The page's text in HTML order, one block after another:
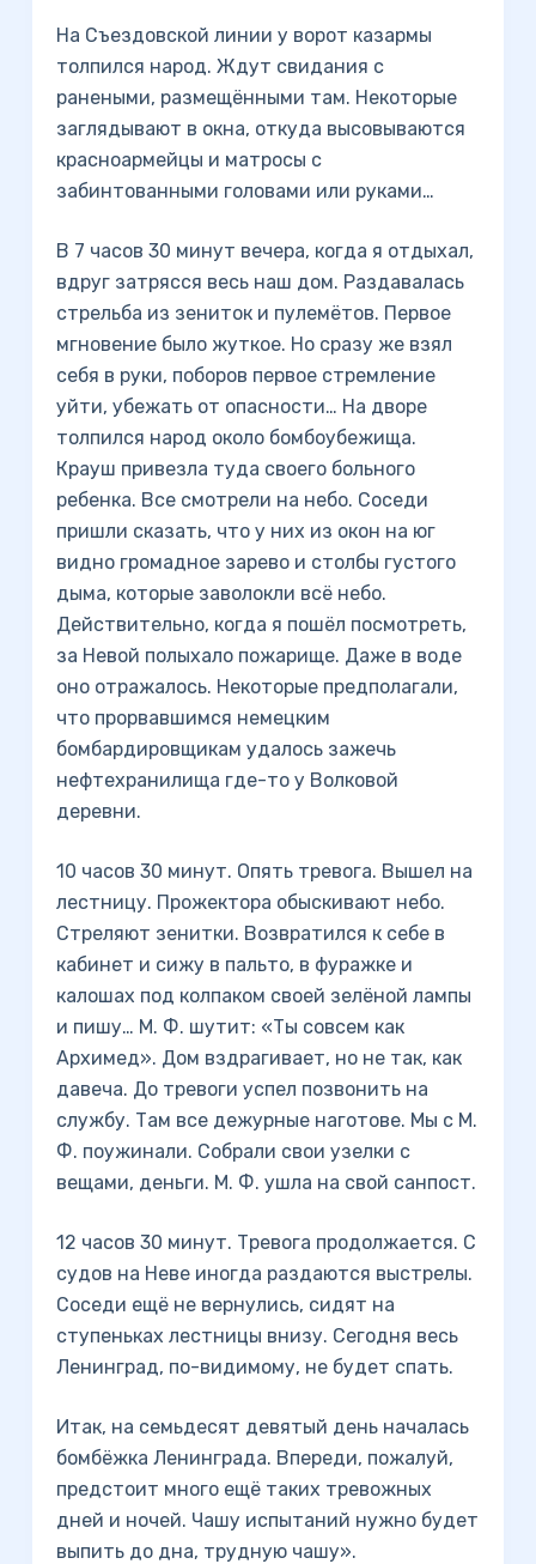
На Съездовской линии у ворот казармы
толпился народ. Ждут свидания с
ранеными, размещёнными там. Некоторые
заглядывают в окна, откуда высовываются
красноармейцы и матросы с
забинтованными головами или руками…
В 7 часов 30 минут вечера, когда я отдыхал,
вдруг затрясся весь наш дом. Раздавалась
стрельба из зениток и пулемётов. Первое
мгновение было жуткое. Но сразу же взял
себя в руки, поборов первое стремление
уйти, убежать от опасности… На дворе
толпился народ около бомбоубежища.
Крауш привезла туда своего больного
ребенка. Все смотрели на небо. Соседи
пришли сказать, что у них из окон на юг
видно громадное зарево и столбы густого
дыма, которые заволокли всё небо.
Действительно, когда я пошёл посмотреть,
за Невой полыхало пожарище. Даже в воде
оно отражалось. Некоторые предполагали,
что прорвавшимся немецким
бомбардировщикам удалось зажечь
нефтехранилища где-то у Волковой
деревни.
10 часов 30 минут. Опять тревога. Вышел на
лестницу. Прожектора обыскивают небо.
Стреляют зенитки. Возвратился к себе в
кабинет и сижу в пальто, в фуражке и
калошах под колпаком своей зелёной лампы
и пишу… М. Ф. шутит: «Ты совсем как
Архимед». Дом вздрагивает, но не так, как
давеча. До тревоги успел позвонить на
службу. Там все дежурные наготове. Мы с М.
Ф. поужинали. Собрали свои узелки с
вещами, деньги. М. Ф. ушла на свой санпост.
12 часов 30 минут. Тревога продолжается. С
судов на Неве иногда раздаются выстрелы.
Соседи ещё не вернулись, сидят на
ступеньках лестницы внизу. Сегодня весь
Ленинград, по-видимому, не будет спать.
Итак, на семьдесят девятый день началась
бомбёжка Ленинграда. Впереди, пожалуй,
предстоит много ещё таких тревожных
дней и ночей. Чашу испытаний нужно будет
выпить до дна, трудную чашу».